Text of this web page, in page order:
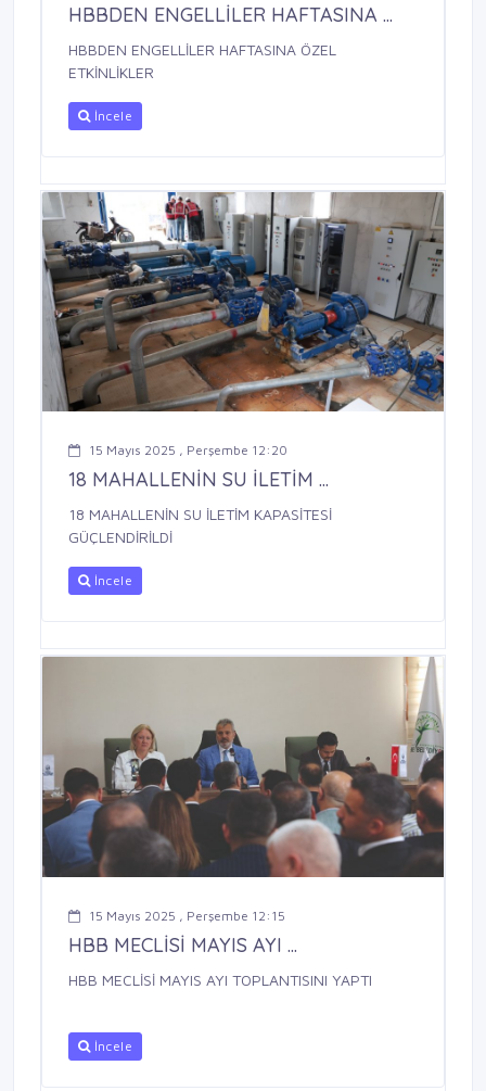
HBBDEN ENGELLİLER HAFTASINA ...
HBBDEN ENGELLİLER HAFTASINA ÖZEL
ETKİNLİKLER
İncele
15 Mayıs 2025 , Perşembe 12:20
18 MAHALLENİN SU İLETİM ...
18 MAHALLENİN SU İLETİM KAPASİTESİ
GÜÇLENDİRİLDİ
İncele
15 Mayıs 2025 , Perşembe 12:15
HBB MECLİSİ MAYIS AYI ...
HBB MECLİSİ MAYIS AYI TOPLANTISINI YAPTI
İncele